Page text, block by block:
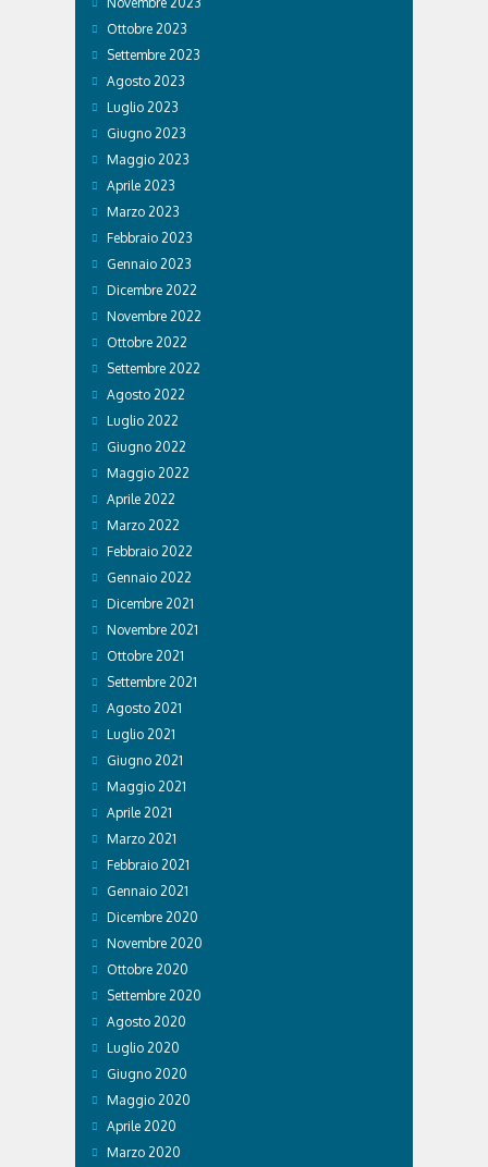
Ottobre 2023
Settembre 2023
Agosto 2023
Luglio 2023
Giugno 2023
Maggio 2023
Aprile 2023
Marzo 2023
Febbraio 2023
Gennaio 2023
Dicembre 2022
Novembre 2022
Ottobre 2022
Settembre 2022
Agosto 2022
Luglio 2022
Giugno 2022
Maggio 2022
Aprile 2022
Marzo 2022
Febbraio 2022
Gennaio 2022
Dicembre 2021
Novembre 2021
Ottobre 2021
Settembre 2021
Agosto 2021
Luglio 2021
Giugno 2021
Maggio 2021
Aprile 2021
Marzo 2021
Febbraio 2021
Gennaio 2021
Dicembre 2020
Novembre 2020
Ottobre 2020
Settembre 2020
Agosto 2020
Luglio 2020
Giugno 2020
Maggio 2020
Aprile 2020
Marzo 2020